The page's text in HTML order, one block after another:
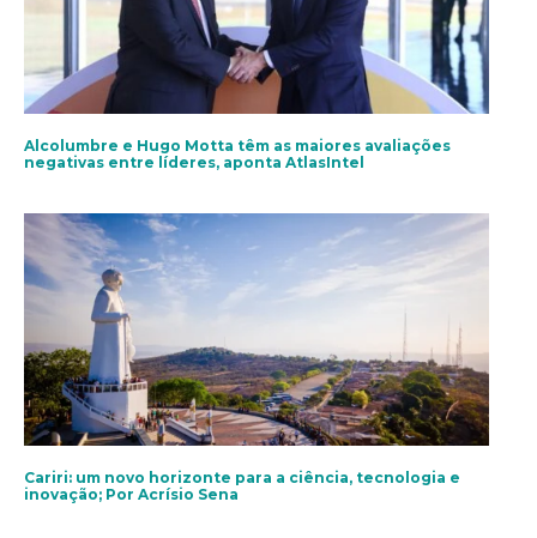
Alcolumbre e Hugo Motta têm as maiores avaliações
negativas entre líderes, aponta AtlasIntel
Cariri: um novo horizonte para a ciência, tecnologia e
inovação; Por Acrísio Sena